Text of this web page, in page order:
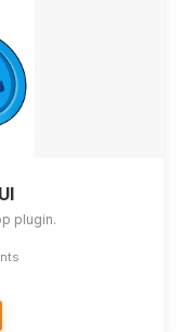
plugin.